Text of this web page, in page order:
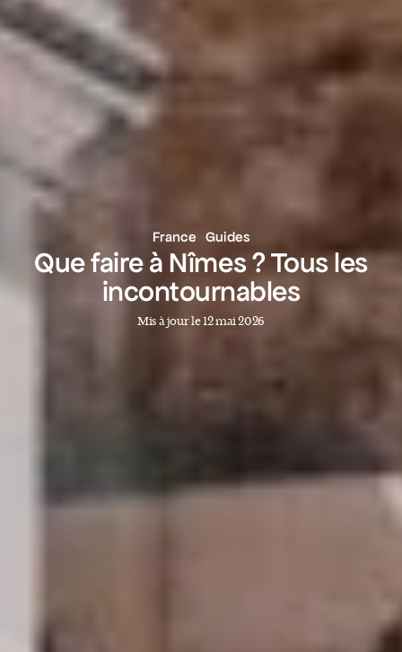
France Guides
Que faire à Nîmes ? Tous les
incontournables
Mis à jour le 12 mai 2026